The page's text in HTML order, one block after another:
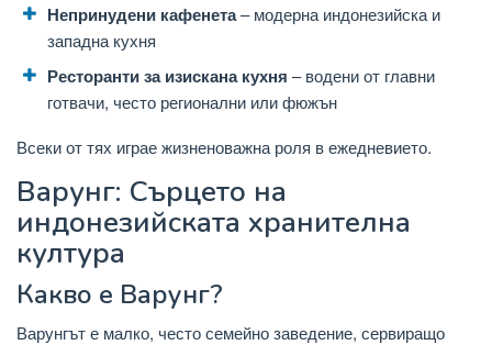
Непринудени кафенета– модерна индонезийска и
западна кухня
Ресторанти за изискана кухня – водени от главни
готвачи, често регионални или фюжън
Всеки от тях играе жизненоважна роля в ежедневието.
Варунг: Сърцето на
индонезийската хранителна
култура
Какво е Варунг?
Варунгъте малко, често семейно заведение, сервиращо